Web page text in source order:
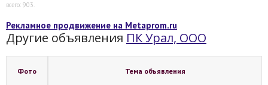
всего: 903.
Рекламное продвижение на Metaprom.ru
Другие объявления ПК Урал, ООО
Фото Тема объявления